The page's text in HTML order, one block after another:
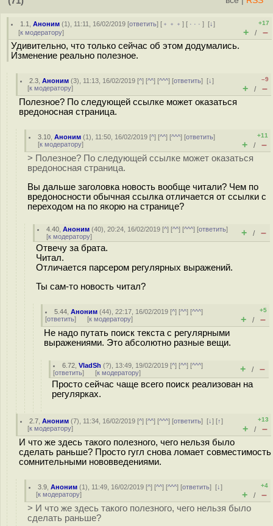
1.1 ,Аноним (1), 11:11, 16/02/2019 [ответить] [ ﹢﹢﹢] [ · · ·][↓]
[к модератору]
+17
+ / –
Удивительно, что только сейчас об этом додумались.
Изменение реально полезное.
2.3 ,Аноним (3), 11:13, 16/02/2019 [^] [^^] [^^^] [ответить][↓]
[к модератору]
–9
+ / –
Полезное? По следующей ссылке может оказаться
вредоносная страница.
3.10 ,Аноним (1), 11:50, 16/02/2019 [^] [^^] [^^^] [ответить]
[к модератору]
+11
+ / –
> Полезное? По следующей ссылке может оказаться
вредоносная страница.
Вы дальше заголовка новость вообще читали? Чем по
вредоносности обычная ссылка отличается от ссылки с
переходом на по якорю на странице?
4.40 ,Аноним (40), 20:24, 16/02/2019 [^] [^^] [^^^] [ответить]
[к модератору] + / –
Отвечу за брата.
Читал.
Отличается парсером регулярных выражений.
Ты сам-то новость читал?
5.44 ,Аноним (44), 22:17, 16/02/2019 [^] [^^] [^^^]
[ответить] [к модератору]
+5
+ / –
Не надо путать поиск текста с регулярными
выражениями. Это абсолютно разные вещи.
6.72 ,VladSh (?), 13:49, 19/02/2019 [^] [^^] [^^^]
[ответить] [к модератору] + / –
Просто сейчас чаще всего поиск реализован на
регулярках.
2.7 ,Аноним (7), 11:34, 16/02/2019 [^] [^^] [^^^] [ответить][↓] [↑]
[к модератору]
+13
+ / –
И что же здесь такого полезного, чего нельзя было
сделать раньше? Просто гугл снова ломает совместимость
сомнительными нововведениями.
3.9 ,Аноним (1), 11:49, 16/02/2019 [^] [^^] [^^^] [ответить][↓]
[к модератору]
+4
+ / –
> И что же здесь такого полезного, чего нельзя было
сделать раньше?